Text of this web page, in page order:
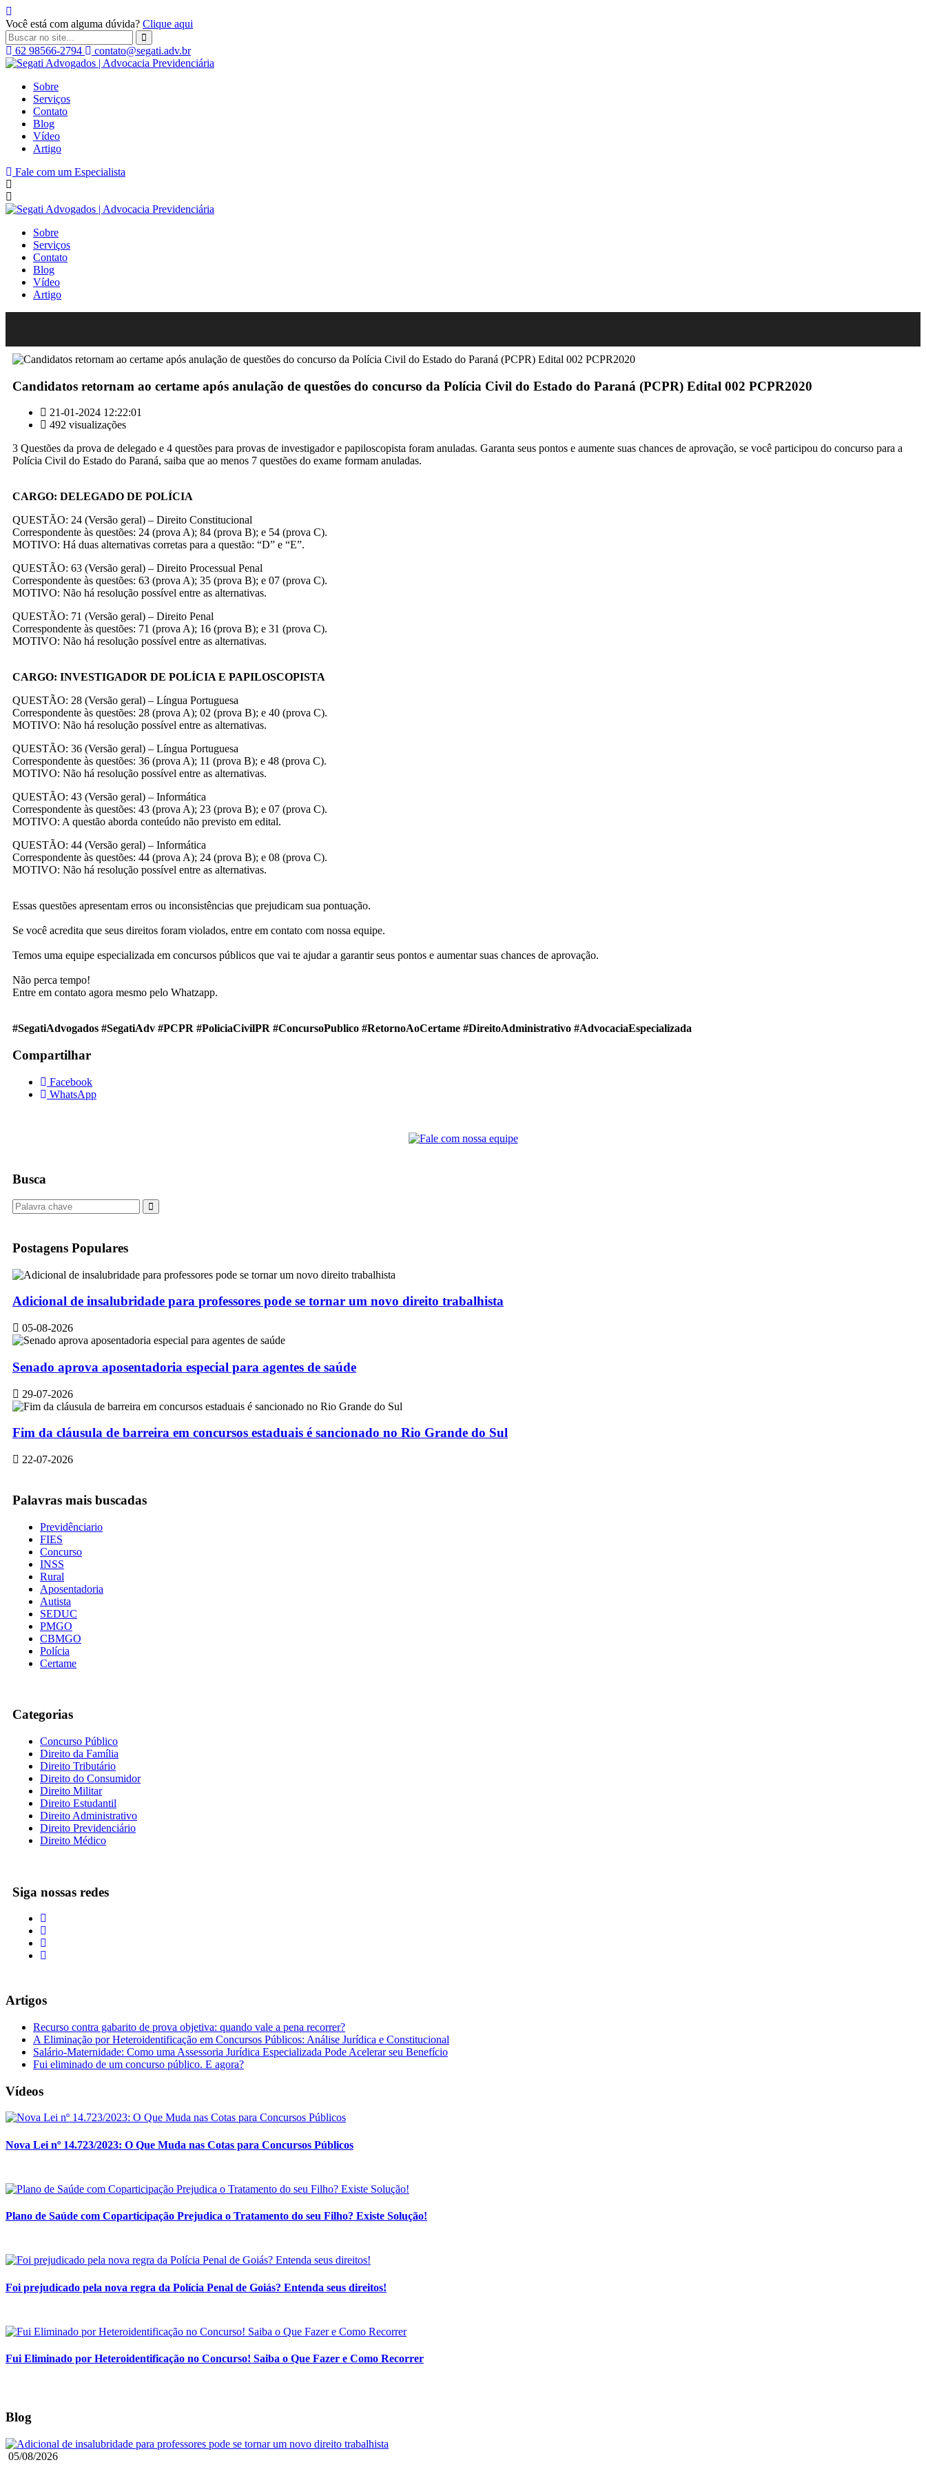
Você está com alguma dúvida? Clique aqui
62 98566-2794
contato@segati.adv.br
Sobre
Serviços
Contato
Blog
Vídeo
Artigo
Fale com um Especialista
Sobre
Serviços
Contato
Blog
Vídeo
Artigo
Candidatos retornam ao certame após anulação de questões do concurso da Polícia Civil do Estado do Paraná (PCPR) Edital 002 PCPR2020
21-01-2024 12:22:01
492 visualizações
3 Questões da prova de delegado e 4 questões para provas de investigador e papiloscopista foram anuladas. Garanta seus pontos e aumente suas chances de aprovação, se você participou do concurso para a
Polícia Civil do Estado do Paraná, saiba que ao menos 7 questões do exame formam anuladas.
CARGO: DELEGADO DE POLÍCIA
QUESTÃO: 24 (Versão geral) – Direito Constitucional
Correspondente às questões: 24 (prova A); 84 (prova B); e 54 (prova C).
MOTIVO: Há duas alternativas corretas para a questão: “D” e “E”.
QUESTÃO: 63 (Versão geral) – Direito Processual Penal
Correspondente às questões: 63 (prova A); 35 (prova B); e 07 (prova C).
MOTIVO: Não há resolução possível entre as alternativas.
QUESTÃO: 71 (Versão geral) – Direito Penal
Correspondente às questões: 71 (prova A); 16 (prova B); e 31 (prova C).
MOTIVO: Não há resolução possível entre as alternativas.
CARGO: INVESTIGADOR DE POLÍCIA E PAPILOSCOPISTA
QUESTÃO: 28 (Versão geral) – Língua Portuguesa
Correspondente às questões: 28 (prova A); 02 (prova B); e 40 (prova C).
MOTIVO: Não há resolução possível entre as alternativas.
QUESTÃO: 36 (Versão geral) – Língua Portuguesa
Correspondente às questões: 36 (prova A); 11 (prova B); e 48 (prova C).
MOTIVO: Não há resolução possível entre as alternativas.
QUESTÃO: 43 (Versão geral) – Informática
Correspondente às questões: 43 (prova A); 23 (prova B); e 07 (prova C).
MOTIVO: A questão aborda conteúdo não previsto em edital.
QUESTÃO: 44 (Versão geral) – Informática
Correspondente às questões: 44 (prova A); 24 (prova B); e 08 (prova C).
MOTIVO: Não há resolução possível entre as alternativas.
Essas questões apresentam erros ou inconsistências que prejudicam sua pontuação.
Se você acredita que seus direitos foram violados, entre em contato com nossa equipe.
Temos uma equipe especializada em concursos públicos que vai te ajudar a garantir seus pontos e aumentar suas chances de aprovação.
Não perca tempo!
Entre em contato agora mesmo pelo Whatzapp.
#SegatiAdvogados #SegatiAdv #PCPR #PoliciaCivilPR #ConcursoPublico #RetornoAoCertame #DireitoAdministrativo #AdvocaciaEspecializada
Compartilhar
Facebook
WhatsApp
Busca
Postagens Populares
Adicional de insalubridade para professores pode se tornar um novo direito trabalhista
05-08-2026
Senado aprova aposentadoria especial para agentes de saúde
29-07-2026
Fim da cláusula de barreira em concursos estaduais é sancionado no Rio Grande do Sul
22-07-2026
Palavras mais buscadas
Previdênciario
FIES
Concurso
INSS
Rural
Aposentadoria
Autista
SEDUC
PMGO
CBMGO
Polícia
Certame
Categorias
Concurso Público
Direito da Família
Direito Tributário
Direito do Consumidor
Direito Militar
Direito Estudantil
Direito Administrativo
Direito Previdenciário
Direito Médico
Siga nossas redes
Artigos
Recurso contra gabarito de prova objetiva: quando vale a pena recorrer?
A Eliminação por Heteroidentificação em Concursos Públicos: Análise Jurídica e Constitucional
Salário-Maternidade: Como uma Assessoria Jurídica Especializada Pode Acelerar seu Benefício
Fui eliminado de um concurso público. E agora?
Vídeos
Nova Lei nº 14.723/2023: O Que Muda nas Cotas para Concursos Públicos
Plano de Saúde com Coparticipação Prejudica o Tratamento do seu Filho? Existe Solução!
Foi prejudicado pela nova regra da Polícia Penal de Goiás? Entenda seus direitos!
Fui Eliminado por Heteroidentificação no Concurso! Saiba o Que Fazer e Como Recorrer
Blog
05/08/2026